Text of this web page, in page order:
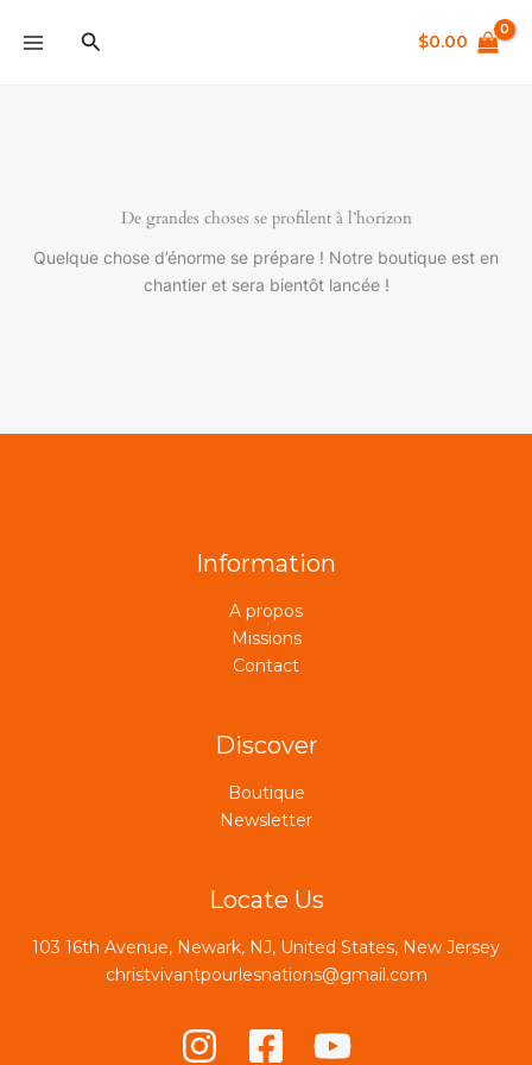
Rechercher $0.00
De grandes choses se profilent à l’horizon
Quelque chose d’énorme se prépare ! Notre boutique est en
chantier et sera bientôt lancée !
Information
A propos
Missions
Contact
Discover
Boutique
Newsletter
Locate Us
103 16th Avenue, Newark, NJ, United States, New Jersey
christvivantpourlesnations@gmail.com